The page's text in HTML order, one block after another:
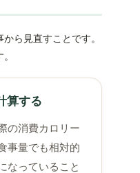
ら見直すことです。
算する
の消費カロリー
事量でも相対的
なっていること